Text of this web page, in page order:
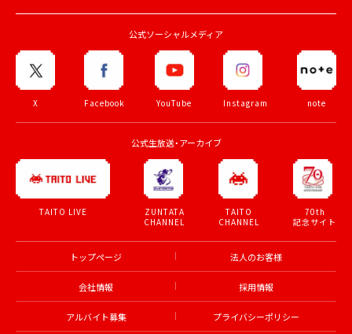
公式ソーシャルメディア
X Facebook YouTube Instagram note
公式生放送・アーカイブ
TAITO LIVE
ZUNTATA
CHANNEL
TAITO
CHANNEL
70th
記念サイト
トップページ 法人のお客様
会社情報 採用情報
アルバイト募集 プライバシーポリシー